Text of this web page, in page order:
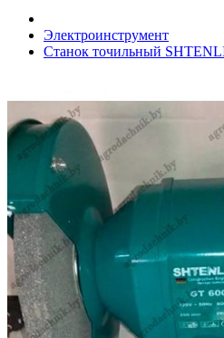
Электроинструмент
Станок точильный